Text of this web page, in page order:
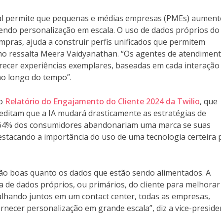
que pequenas e médias empresas (PMEs)
personalização em escala. O uso de dados próprios do
ajuda a construir perfis unificados que permitem
ressalta Meera Vaidyanathan. “Os agentes de
experiências exemplares, baseadas em cada interação
longo do tempo”.
Relatório do Engajamento do Cliente 2024 da Twilio, que
que a IA mudará drasticamente as estratégias de
dos consumidores abandonariam uma marca se suas
a importância do uso de uma tecnologia certeira
boas quanto os dados que estão sendo alimentados. A
de dados próprios, ou primários, do cliente para
juntos em um contact center, todas as empresas,
personalização em grande escala”, diz a vice-